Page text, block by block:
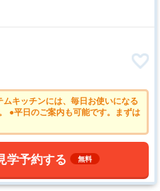
キッチンには、毎日お使いになる
●平日のご案内も可能です。まずは
学予約する 無料